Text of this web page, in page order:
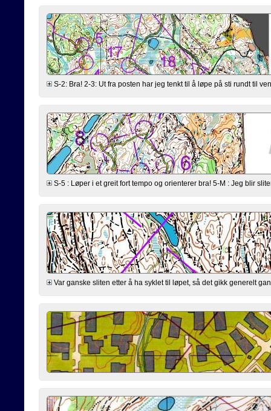
S-2: Bra! 2-3: Ut fra posten har jeg tenkt til å løpe på sti rundt til
S-5 : Løper i et greit fort tempo og orienterer bra! 5-M : Jeg blir
Var ganske sliten etter å ha syklet til løpet, så det gikk generelt